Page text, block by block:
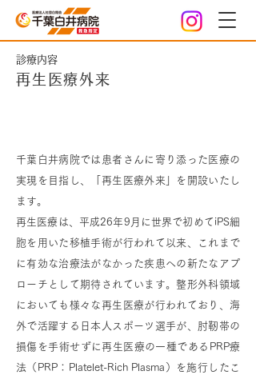
診療内容
再生医療外来
千葉白井病院では患者さんに寄り添った医療の
実現を目指し、「再生医療外来」を開設いたし
ます。
再生医療は、平成26年9月に世界で初めてiPS細
胞を用いた移植手術が行われて以来、これまで
に有効な治療法がなかった疾患への新たなアプ
ローチとして期待されています。整形外科領域
においても様々な再生医療が行われており、海
外で活躍する日本人スポーツ選手が、肘靭帯の
損傷を手術せずに再生医療の一種であるPRP療
法（PRP：Platelet-Rich Plasma）を施行したこ